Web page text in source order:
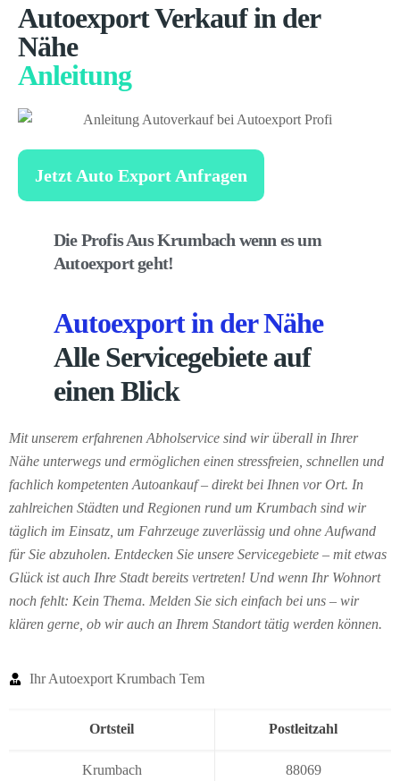
Autoexport Verkauf in der
Nähe
Anleitung
Jetzt Auto Export Anfragen
Die Profis Aus Krumbach wenn es um
Autoexport geht!
Autoexport in der Nähe
Alle Servicegebiete auf
einen Blick
Mit unserem erfahrenen Abholservice sind wir überall in Ihrer
Nähe unterwegs und ermöglichen einen stressfreien, schnellen und
fachlich kompetenten Autoankauf – direkt bei Ihnen vor Ort. In
zahlreichen Städten und Regionen rund um Krumbach sind wir
täglich im Einsatz, um Fahrzeuge zuverlässig und ohne Aufwand
für Sie abzuholen. Entdecken Sie unsere Servicegebiete – mit etwas
Glück ist auch Ihre Stadt bereits vertreten! Und wenn Ihr Wohnort
noch fehlt: Kein Thema. Melden Sie sich einfach bei uns – wir
klären gerne, ob wir auch an Ihrem Standort tätig werden können.
Ihr Autoexport Krumbach Tem
Ortsteil Postleitzahl
Krumbach 88069